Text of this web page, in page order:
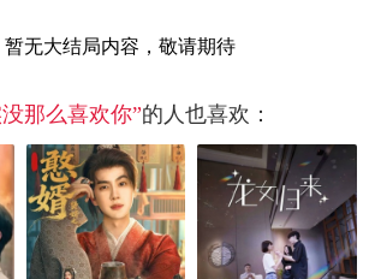
暂无大结局内容，敬请期待
那么喜欢你”的人也喜欢：